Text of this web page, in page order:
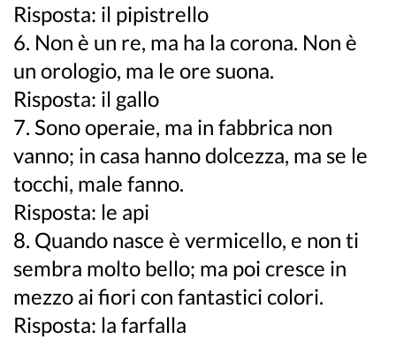
Risposta: il pipistrello
6. Non è un re, ma ha la corona. Non è
un orologio, ma le ore suona.
Risposta: il gallo
7. Sono operaie, ma in fabbrica non
vanno; in casa hanno dolcezza, ma se le
tocchi, male fanno.
Risposta: le api
8. Quando nasce è vermicello, e non ti
sembra molto bello; ma poi cresce in
mezzo ai fiori con fantastici colori.
Risposta: la farfalla